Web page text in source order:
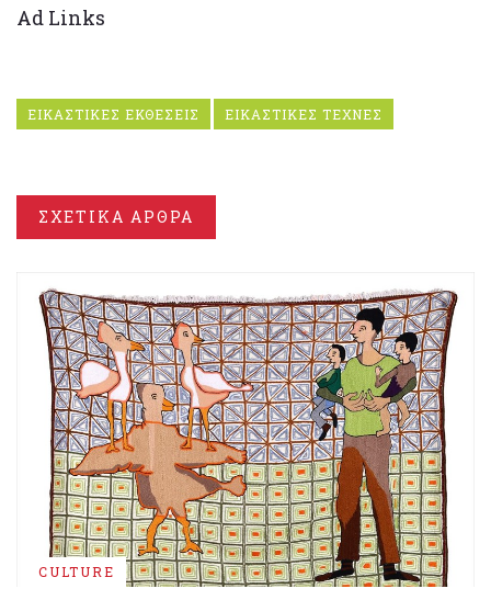
Ad Links
ΕΙΚΑΣΤΙΚΕΣ ΕΚΘΕΣΕΙΣ ΕΙΚΑΣΤΙΚΕΣ ΤΕΧΝΕΣ
ΣΧΕΤΙΚΑ ΑΡΘΡΑ
CULTURE